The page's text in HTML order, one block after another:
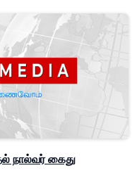
நால்வர் கைது